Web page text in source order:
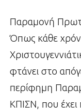
Παραμονή
Όπως κάθε
φτάνει στο
περίφημη
ΚΠΙΣΝ, που έχει